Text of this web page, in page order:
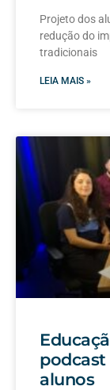
Projeto dos
redução do
tradicionais
LEIA MAIS »
alunos